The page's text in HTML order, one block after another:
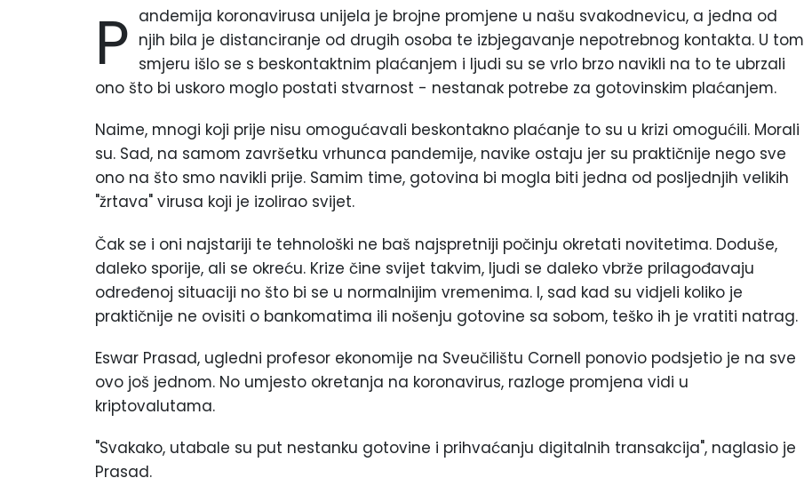
P andemija koronavirusa unijela je brojne promjene u našu svakodnevicu, a jedna od
njih bila je distanciranje od drugih osoba te izbjegavanje nepotrebnog kontakta. U tom
smjeru išlo se s beskontaktnim plaćanjem i ljudi su se vrlo brzo navikli na to te ubrzali
ono što bi uskoro moglo postati stvarnost - nestanak potrebe za gotovinskim plaćanjem.
Naime, mnogi koji prije nisu omogućavali beskontakno plaćanje to su u krizi omogućili. Morali
su. Sad, na samom završetku vrhunca pandemije, navike ostaju jer su praktičnije nego sve
ono na što smo navikli prije. Samim time, gotovina bi mogla biti jedna od posljednjih velikih
"žrtava" virusa koji je izolirao svijet.
Čak se i oni najstariji te tehnološki ne baš najspretniji počinju okretati novitetima. Doduše,
daleko sporije, ali se okreću. Krize čine svijet takvim, ljudi se daleko vbrže prilagođavaju
određenoj situaciji no što bi se u normalnijim vremenima. I, sad kad su vidjeli koliko je
praktičnije ne ovisiti o bankomatima ili nošenju gotovine sa sobom, teško ih je vratiti natrag.
Eswar Prasad, ugledni profesor ekonomije na Sveučilištu Cornell ponovio podsjetio je na sve
ovo još jednom. No umjesto okretanja na koronavirus, razloge promjena vidi u
kriptovalutama.
"Svakako, utabale su put nestanku gotovine i prihvaćanju digitalnih transakcija", naglasio je
Prasad.